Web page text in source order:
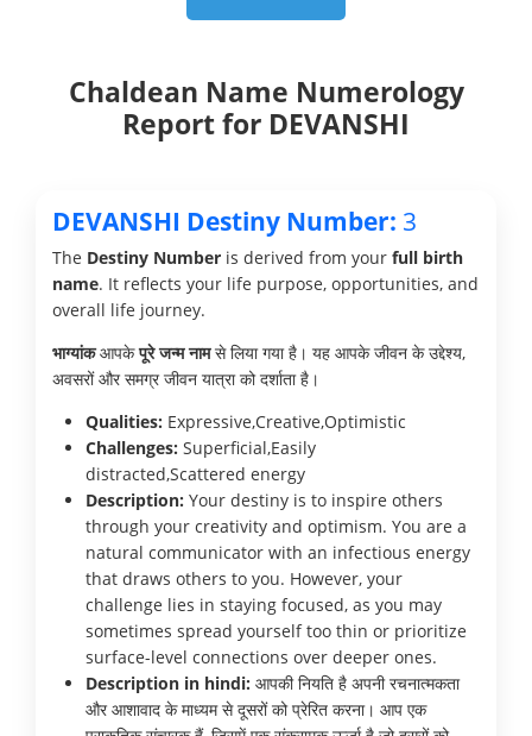
Chaldean Name Numerology
Report for DEVANSHI
DEVANSHI Destiny Number: 3
The Destiny Number is derived from your full birth
name. It reflects your life purpose, opportunities, and
overall life journey.
भाग्यांकआपकेपूरे जन्म नामसे लिया गया है। यह आपके जीवन के उद्देश्य,
अवसरों और समग्र जीवन यात्रा को दर्शाता है।
Qualities: Expressive,Creative,Optimistic
Challenges: Superficial,Easily
distracted,Scattered energy
Description: Your destiny is to inspire others
through your creativity and optimism. You are a
natural communicator with an infectious energy
that draws others to you. However, your
challenge lies in staying focused, as you may
sometimes spread yourself too thin or prioritize
surface-level connections over deeper ones.
Description in hindi: आपकी नियति है अपनी रचनात्मकता
और आशावाद के माध्यम से दूसरों को प्रेरित करना। आप एक